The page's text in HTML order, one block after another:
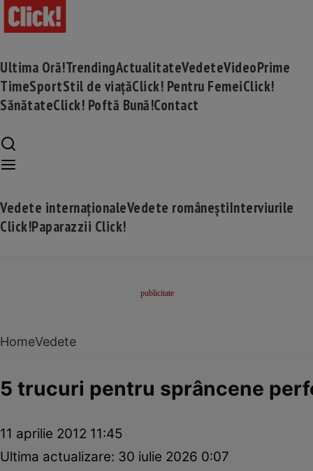
Ultima Oră!TrendingActualitateVedeteVideoPrime
TimeSportStil de viațăClick! Pentru FemeiClick!
SănătateClick! Poftă Bună!Contact
Vedete internaționaleVedete româneștiInterviurile
Click!Paparazzii Click!
HomeVedete
5 trucuri pentru sprâncene
11 aprilie 2012 11:45
Ultima actualizare: 30 iulie 2026 0:07